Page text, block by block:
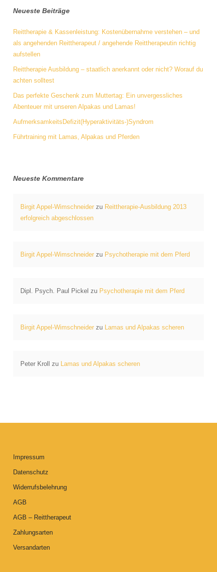
Neueste Beiträge
Reittherapie & Kassenleistung: Kostenübernahme verstehen – und
als angehenden Reittherapeut / angehende Reittherapeutin richtig
aufstellen
Reittherapie Ausbildung – staatlich anerkannt oder nicht? Worauf du
achten solltest
Das perfekte Geschenk zum Muttertag: Ein unvergessliches
Abenteuer mit unseren Alpakas und Lamas!
AufmerksamkeitsDefizit(Hyperaktivitäts-)Syndrom
Führtraining mit Lamas, Alpakas und Pferden
Neueste Kommentare
Birgit Appel-Wimschneiderzu Reittherapie-Ausbildung 2013
erfolgreich abgeschlossen
Birgit Appel-Wimschneiderzu Psychotherapie mit dem Pferd
Dipl. Psych. Paul Pickel zu Psychotherapie mit dem Pferd
Birgit Appel-Wimschneiderzu Lamas und Alpakas scheren
Peter Kroll zu Lamas und Alpakas scheren
Impressum
Datenschutz
Widerrufsbelehrung
AGB
AGB – Reittherapeut
Zahlungsarten
Versandarten